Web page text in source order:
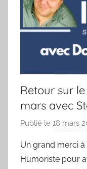
Retour sur
mars avec
Publié le 18 mars
Un grand merci
Humoriste pour